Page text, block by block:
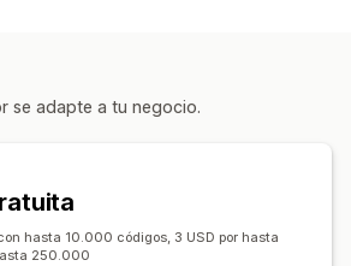
en el carrito
se adapte a tu negocio.
hasta 10.000 códigos, 3 USD por hasta
250.000